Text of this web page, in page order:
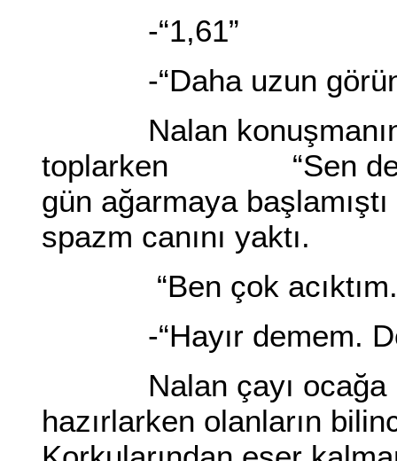
-“1,61”
-“Daha uzun
Nalan konuşmanın
toplarken “Sen de”
gün ağarmaya
spazm canını yaktı.
“Ben çok acıktım.
-“Hayır demem.
Nalan çayı ocağa
hazırlarken olanların